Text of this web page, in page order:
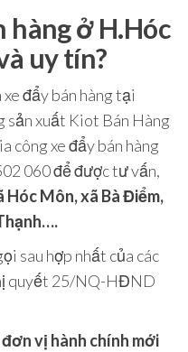
hàng ở H.Hóc
uy tín?
xe đẩy bán hàng tại
sản xuất Kiot Bán Hàng
công xe đẩy bán hàng
060để được tư vấn,
Hóc Môn, xã Bà Điểm,
sau hợp nhất của các
quyết 25/NQ-HĐND
đơn‍ vị‍ hành‍ chính‍ mới